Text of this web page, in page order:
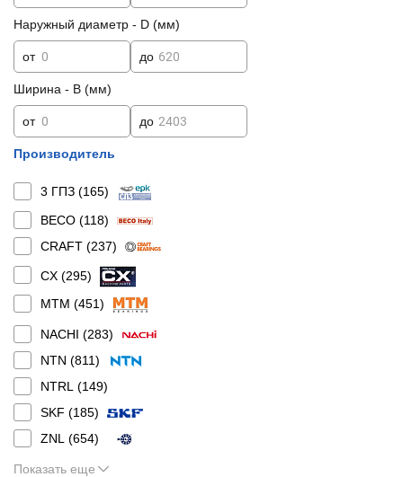
Наружный диаметр - D (мм)
от до
Ширина - B (мм)
от до
Производитель
3 ГПЗ (165)
BECO (118)
CRAFT (237)
CX (295)
MTM (451)
NACHI (283)
NTN (811)
NTRL (149)
SKF (185)
ZNL (654)
Показать еще